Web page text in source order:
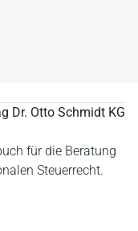
Dr. Otto Schmidt KG
für die Beratung
Steuerrecht.